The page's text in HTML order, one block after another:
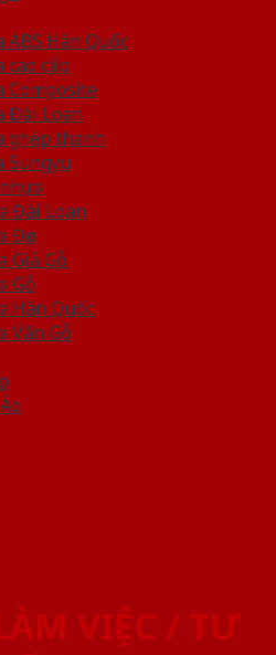
ABS Hàn Quốc
cao cấp
Composite
Đài Loan
ghép thanh
Sungyu
Đài Loan
Đẹp
Giả Gỗ
Gỗ
Hàn Quốc
Vân Gỗ
VIỆC / TƯ